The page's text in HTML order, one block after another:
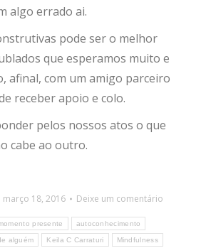
algo errado ai.
pode ser o melhor
que esperamos muito e
afinal, com um amigo parceiro
receber apoio e colo.
pelos nossos atos o que
cabe ao outro.
março 18, 2016
Deixe um comentário
presente autoconhecimento
alguém Keila C Carraturi Mindfulness